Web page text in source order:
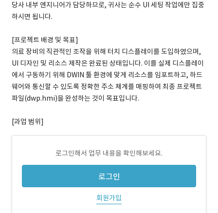
당사 내부 엔지니어가 담당하므로, 귀사는 순수 UI 세팅 작업에만 집중
하시면 됩니다.
[프로젝트 배경 및 목표]
의료 장비의 직관적인 조작을 위해 터치 디스플레이를 도입하였으며,
UI 디자인 및 리소스 제작은 완료된 상태입니다. 이를 실제 디스플레이
에서 구동하기 위해 DWIN 툴 환경에 맞게 리소스를 임포트하고, 하드
웨어와 통신할 수 있도록 정확한 주소 체계를 매핑하여 최종 프로젝트
파일(dwp.hmi)을 완성하는 것이 목표입니다.
[과업 범위]
로그인해서 업무 내용을 확인해보세요.
로그인
회원가입